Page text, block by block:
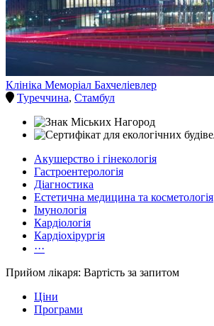
Клініка Меморіал Бахчеліевлер
Туреччина, Стамбул
Акушерство і гінекологія
Гастроентерологія
Діагностика
Естетична медицина та косметологія
Імунологія
Кардіологія
Кардіохірургія
···
Прийом лікаря: Вартість за запитом
Ціни
Програми